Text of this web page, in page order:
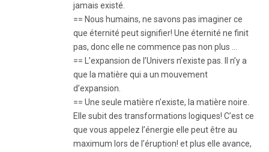
jamais existé.
== Nous humains, ne savons pas imaginer ce
que éternité peut signifier! Une éternité ne finit
pas, donc elle ne commence pas non plus …
== L’expansion de l’Univers n’existe pas. Il n’y a
que la matière qui a un mouvement
d’expansion.
== Une seule matière n’existe, la matière noire.
Elle subit des transformations logiques! C’est ce
que vous appelez l’énergie elle peut être au
maximum lors de l’éruption! et plus elle avance,